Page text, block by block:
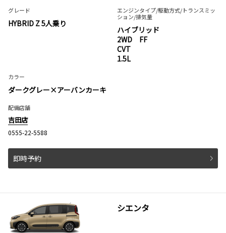
グレード
HYBRID Z 5人乗り
エンジンタイプ/駆動方式/トランスミッ
ション/排気量
ハイブリッド
2WD FF
CVT
1.5L
カラー
ダークグレー×アーバンカーキ
配備店舗
吉田店
0555-22-5588
即時予約
シエンタ